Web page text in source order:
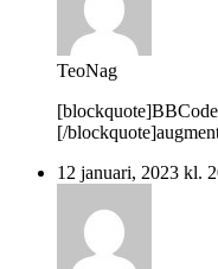
TeoNag
[/
12 januari, 2023 kl.